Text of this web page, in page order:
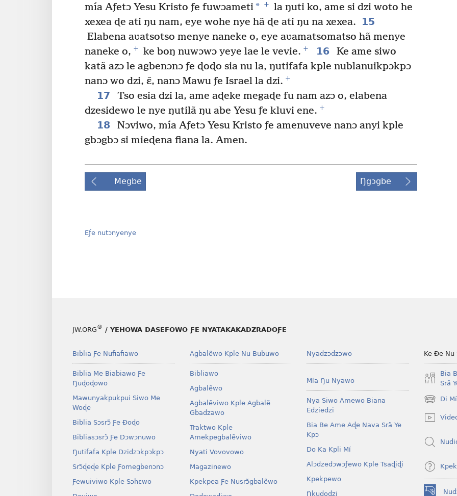
mía Aƒetɔ Yesu Kristo ƒe fuwɔameti* +
la ŋuti ko, ame si dzi woto he
xexea ɖe ati ŋu nam, eye wohe nye hã ɖe ati ŋu na xexea.
15
Elabena aʋatsotso menye naneke o, eye aʋamatsomatso hã menye
naneke o, + ke boŋ nuwɔwɔ yeye lae le vevie. + 16
Ke ame siwo
katã azɔ le agbenɔnɔ ƒe ɖoɖo sia nu la, ŋutifafa kple nublanuikpɔkpɔ
nanɔ wo dzi, ɛ̃, nanɔ Mawu ƒe Israel la dzi. +
17
Tso esia dzi la, ame aɖeke megaɖe fu nam azɔ o, elabena
dzesidewo le nye ŋutilã ŋu abe Yesu ƒe kluvi ene. +
18
Nɔviwo, mía Aƒetɔ Yesu Kristo ƒe amenuveve nanɔ anyi kple
gbɔgbɔ si mieɖena fiana la. Amen.
Megbe Ŋgɔgbe
Eƒe nutɔnyenye
JW.ORG® / YEHOWA ƉASEFOWO ƑE NYATAKAKADZRAƉOƑE
Biblia Ƒe Nufiafiawo
Biblia Me Biabiawo Ƒe
Ŋuɖoɖowo
Mawunyakpukpui Siwo Me
Woɖe
Biblia Sɔsrɔ̃ Ƒe Ðoɖo
Bibliasɔsrɔ̃ Ƒe Dɔwɔnuwo
Ŋutifafa Kple Dzidzɔkpɔkpɔ
Srɔ̃ɖeɖe Kple Ƒomegbenɔnɔ
Ƒewuiviwo Kple Sɔhɛwo
Agbalẽwo Kple Nu Bubuwo
Bibliawo
Agbalẽwo
Agbalẽviwo Kple Agbalẽ
Gbadzawo
Traktwo Kple
Amekpegbalẽviwo
Nyati Vovovowo
Magazinewo
Kpekpea Ƒe Nusrɔ̃gbalẽwo
Nyadzɔdzɔwo
Mía Ŋu Nyawo
Nya Siwo Amewo Biana
Edziedzi
Bia Be Ame Aɖe Nava Srã Ye
Kpɔ
Do Ka Kpli Mí
Alɔdzedɔwɔƒewo Kple Tsaɖiɖi
Kpekpewo
Ŋkuɖodzi
Ke Ðe Nu
Bia
Srã
Di
(opens
new
window)